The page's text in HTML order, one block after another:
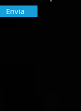
Envia